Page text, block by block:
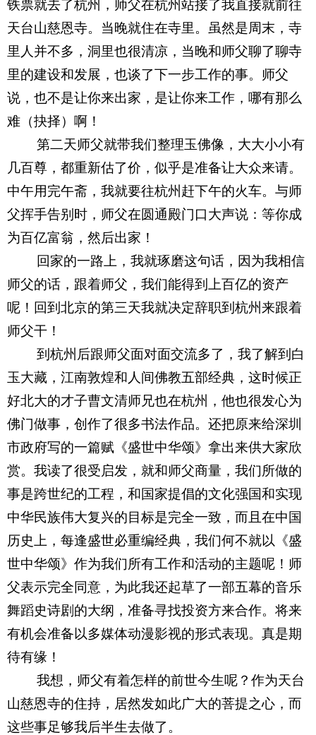
铁票就去了杭州，师父在杭州站接了我直接就前往
天台山慈恩寺。当晚就住在寺里。虽然是周末，寺
里人并不多，洞里也很清凉，当晚和师父聊了聊寺
里的建设和发展，也谈了下一步工作的事。师父
说，也不是让你来出家，是让你来工作，哪有那么
难（抉择）啊！
第二天师父就带我们整理玉佛像，大大小小有
几百尊，都重新估了价，似乎是准备让大众来请。
中午用完午斋，我就要往杭州赶下午的火车。与师
父挥手告别时，师父在圆通殿门口大声说：等你成
为百亿富翁，然后出家！
回家的一路上，我就琢磨这句话，因为我相信
师父的话，跟着师父，我们能得到上百亿的资产
呢！回到北京的第三天我就决定辞职到杭州来跟着
师父干！
到杭州后跟师父面对面交流多了，我了解到白
玉大藏，江南敦煌和人间佛教五部经典，这时候正
好北大的才子曹文清师兄也在杭州，他也很发心为
佛门做事，创作了很多书法作品。还把原来给深圳
市政府写的一篇赋《盛世中华颂》拿出来供大家欣
赏。我读了很受启发，就和师父商量，我们所做的
事是跨世纪的工程，和国家提倡的文化强国和实现
中华民族伟大复兴的目标是完全一致，而且在中国
历史上，每逢盛世必重编经典，我们何不就以《盛
世中华颂》作为我们所有工作和活动的主题呢！师
父表示完全同意，为此我还起草了一部五幕的音乐
舞蹈史诗剧的大纲，准备寻找投资方来合作。将来
有机会准备以多媒体动漫影视的形式表现。真是期
待有缘！
我想，师父有着怎样的前世今生呢？作为天台
山慈恩寺的住持，居然发如此广大的菩提之心，而
这些事足够我后半生去做了。